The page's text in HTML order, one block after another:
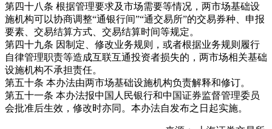
第四十八条 根据管理要求及市场需要等情况，两市场基础设
施机构可以协商调整“通银行间”“通交易所”的交易券种、申报
要素、交易结算方式、交易结算时间等规定。
第四十九条 因制定、修改业务规则，或者根据业务规则履行
自律管理职责等造成互联互通投资者损失的，两市场相关基础
设施机构不承担责任。
第五十条 本办法由两市场基础设施机构负责解释和修订。
第五十一条 本办法报中国人民银行和中国证券监督管理委员
会批准后生效，修改时亦同。本办法自发布之日起实施。